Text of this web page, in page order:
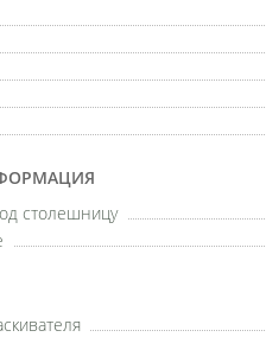
столешницу